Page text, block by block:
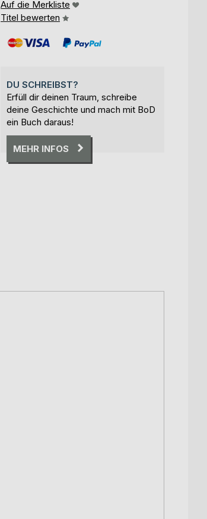
Auf die Merkliste
Titel bewerten
DU SCHREIBST?
Erfüll dir deinen Traum, schreibe
deine Geschichte und mach mit BoD
ein Buch daraus!
MEHR INFOS